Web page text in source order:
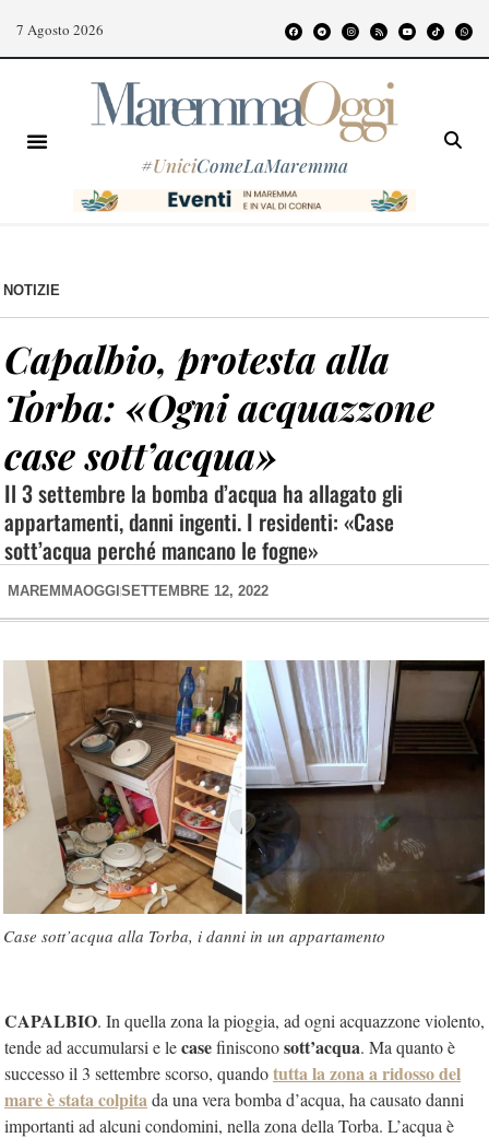
7 Agosto 2026
#UniciComeLaMaremma
NOTIZIE
Capalbio, protesta alla
Torba: «Ogni acquazzone
case sott’acqua»
Il 3 settembre la bomba d’acqua ha allagato gli
appartamenti, danni ingenti. I residenti: «Case
sott’acqua perché mancano le fogne»
MAREMMAOGGI SETTEMBRE 12, 2022
Case sott’acqua alla Torba, i danni in un appartamento
CAPALBIO. In quella zona la pioggia, ad ogni acquazzone violento,
tende ad accumularsi e lecasefinisconosott’acqua. Ma quanto è
successo il 3 settembre scorso, quandotutta la zona a ridosso del
mare è stata colpitada una vera bomba d’acqua, ha causato danni
importanti ad alcuni condomini, nella zona della Torba. L’acqua è